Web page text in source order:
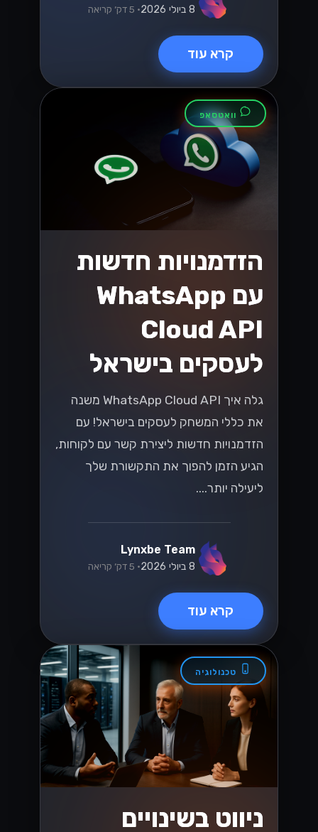
8 ביולי 2026 • 5 דק׳ קריאה
קרא עוד
וואטסאפ
הזדמנויות חדשות
עם WhatsApp
Cloud API
לעסקים בישראל
גלה איך WhatsApp Cloud API משנה
את כללי המשחק לעסקים בישראל! עם
הזדמנויות חדשות ליצירת קשר עם לקוחות,
הגיע הזמן להפוך את התקשורת שלך
ליעילה יותר....
Lynxbe Team
8 ביולי 2026 • 5 דק׳ קריאה
קרא עוד
טכנולוגיה
ניווט בשינויים